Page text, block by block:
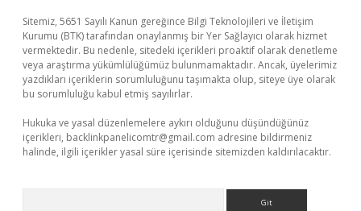
Sitemiz, 5651 Sayılı Kanun gereğince Bilgi Teknolojileri ve İletişim
Kurumu (BTK) tarafından onaylanmış bir Yer Sağlayıcı olarak hizmet
vermektedir. Bu nedenle, sitedeki içerikleri proaktif olarak denetleme
veya araştırma yükümlülüğümüz bulunmamaktadır. Ancak, üyelerimiz
yazdıkları içeriklerin sorumluluğunu taşımakta olup, siteye üye olarak
bu sorumluluğu kabul etmiş sayılırlar.
Hukuka ve yasal düzenlemelere aykırı olduğunu düşündüğünüz
içerikleri, backlinkpanelicomtr@gmail.com adresine bildirmeniz
halinde, ilgili içerikler yasal süre içerisinde sitemizden kaldırılacaktır.